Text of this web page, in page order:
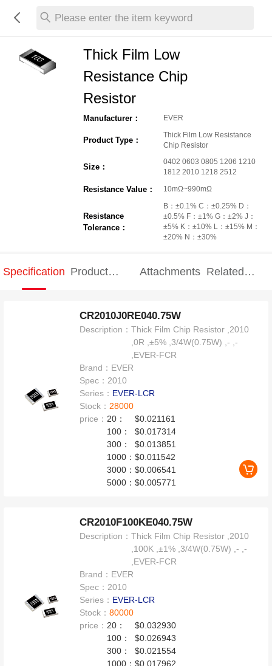
Please enter the item keyword
Thick Film Low
Resistance Chip
Resistor
Manufacturer： EVER
Product Type：
Thick Film Low Resistance
Chip Resistor
Size：
0402 0603 0805 1206 1210
1812 2010 1218 2512
Resistance Value： 10mΩ~990mΩ
Resistance
Tolerance：
B：±0.1% C：±0.25% D：
±0.5% F：±1% G：±2% J：
±5% K：±10% L：±15% M：
±20% N：±30%
Specification Product
Attachments Related
CR2010J0RE040.75W
Description：Thick Film Chip Resistor ,2010
,0R ,±5% ,3/4W(0.75W) ,- ,-
,EVER-FCR
Brand： EVER
Spec：2010
Series： EVER-LCR
Stock：28000
price：20：
$0.021161
100：
$0.017314
300：
$0.013851
1000：$0.011542
3000：$0.006541
5000：$0.005771
CR2010F100KE040.75W
Description：Thick Film Chip Resistor ,2010
,100K ,±1% ,3/4W(0.75W) ,- ,-
,EVER-FCR
Brand： EVER
Spec： 2010
Series： EVER-LCR
Stock：80000
price： 20：
$0.032930
100：
$0.026943
300：
$0.021554
1000：$0.017962